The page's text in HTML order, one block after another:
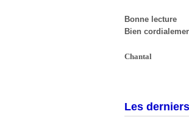
Bonne lecture
Bien
Chantal
Les